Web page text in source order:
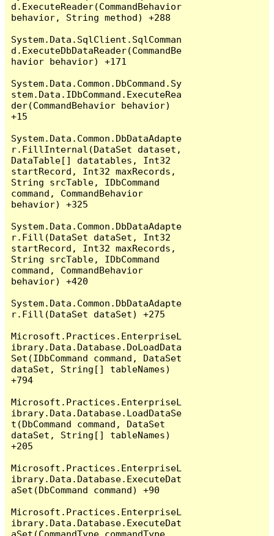
d.ExecuteReader(CommandBehavior
behavior, String method) +288
System.Data.SqlClient.SqlComman
d.ExecuteDbDataReader(CommandBe
havior behavior) +171
System.Data.Common.DbCommand.Sy
stem.Data.IDbCommand.ExecuteRea
der(CommandBehavior behavior)
+15
System.Data.Common.DbDataAdapte
r.FillInternal(DataSet dataset,
DataTable[] datatables, Int32
startRecord, Int32 maxRecords,
String srcTable, IDbCommand
command, CommandBehavior
behavior) +325
System.Data.Common.DbDataAdapte
r.Fill(DataSet dataSet, Int32
startRecord, Int32 maxRecords,
String srcTable, IDbCommand
command, CommandBehavior
behavior) +420
System.Data.Common.DbDataAdapte
r.Fill(DataSet dataSet) +275
Microsoft.Practices.EnterpriseL
ibrary.Data.Database.DoLoadData
Set(IDbCommand command, DataSet
dataSet, String[] tableNames)
+794
Microsoft.Practices.EnterpriseL
ibrary.Data.Database.LoadDataSe
t(DbCommand command, DataSet
dataSet, String[] tableNames)
+205
Microsoft.Practices.EnterpriseL
ibrary.Data.Database.ExecuteDat
aSet(DbCommand command) +90
Microsoft.Practices.EnterpriseL
ibrary.Data.Database.ExecuteDat
aSet(CommandType commandType,